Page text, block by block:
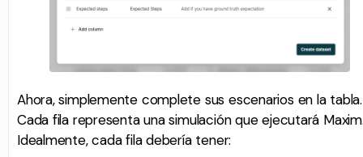
Ahora, simplemente complete sus escenarios en la tabla.
Cada fila representa una simulación que ejecutará
Idealmente, cada fila debería tener: